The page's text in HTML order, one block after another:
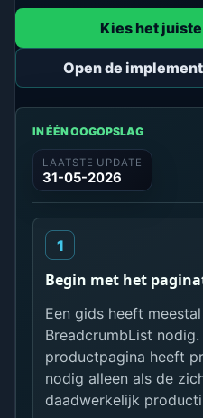
Kies het
Open de
IN ÉÉN OOGOPSLAG
LAATSTE UPDATE
31-05-2026
Begin met het
Een gids heeft
BreadcrumbList nodig.
productpagina heeft
nodig alleen als de
daadwerkelijk